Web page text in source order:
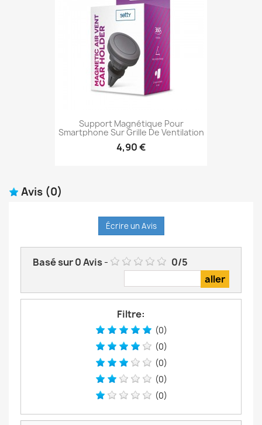
Support Magnétique Pour
Smartphone Sur Grille De Ventilation
4,90 €
Avis (0)
Écrire un Avis
Basé sur0Avis- 0/5
Filtre:
(0)
(0)
(0)
(0)
(0)